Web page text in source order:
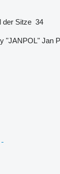
der Sitze 34
"JANPOL" Jan